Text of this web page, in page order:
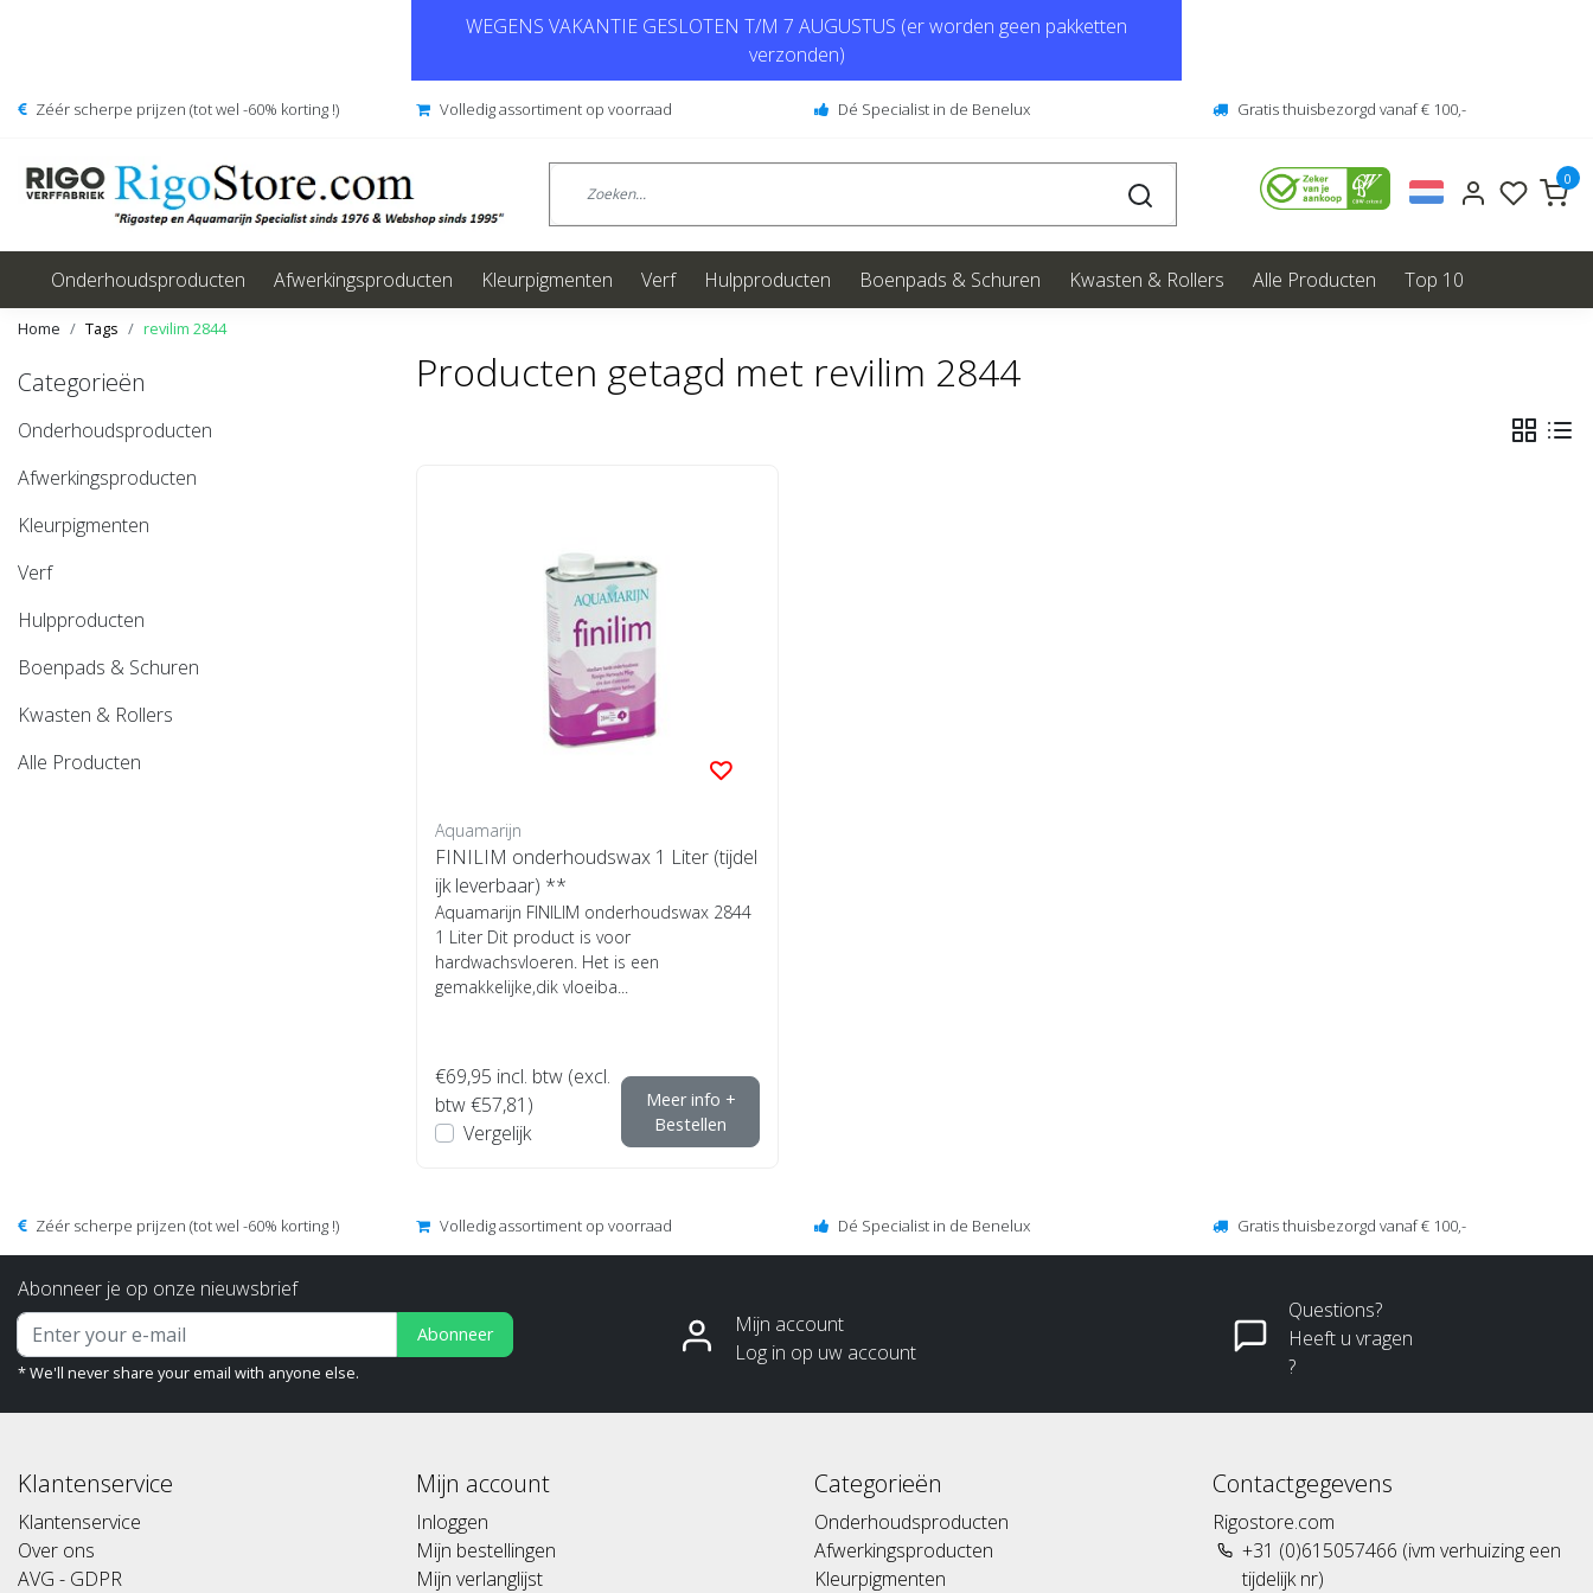
WEGENS VAKANTIE GESLOTEN T/M 7 AUGUSTUS (er worden geen pakketten
verzonden)
Zéér scherpe prijzen (tot wel -60% korting !) Volledig assortiment op voorraad Dé Specialist in de Benelux Gratis thuisbezorgd vanaf € 100,-
0
Onderhoudsproducten Afwerkingsproducten Kleurpigmenten Verf Hulpproducten Boenpads & Schuren Kwasten & Rollers Alle Producten Top 10
Home Tags revilim 2844
Categorieën
Onderhoudsproducten
Afwerkingsproducten
Kleurpigmenten
Verf
Hulpproducten
Boenpads & Schuren
Kwasten & Rollers
Alle Producten
Producten getagd met revilim 2844
Aquamarijn
FINILIM onderhoudswax 1 Liter (tijdel
ijk leverbaar) **
Aquamarijn FINILIM onderhoudswax 2844
1 Liter Dit product is voor
hardwachsvloeren. Het is een
gemakkelijke,dik vloeiba...
€69,95 incl. btw (excl.
btw €57,81)
Vergelijk
Meer info +
Bestellen
Zéér scherpe prijzen (tot wel -60% korting !) Volledig assortiment op voorraad Dé Specialist in de Benelux Gratis thuisbezorgd vanaf € 100,-
Abonneer je op onze nieuwsbrief
Abonneer
* We'll never share your email with anyone else.
Mijn account
Log in op uw account
Questions?
Heeft u vragen
?
Klantenservice
Klantenservice
Over ons
AVG - GDPR
Mijn account
Inloggen
Mijn bestellingen
Mijn verlanglijst
Categorieën
Onderhoudsproducten
Afwerkingsproducten
Kleurpigmenten
Contactgegevens
Rigostore.com
+31 (0)615057466 (ivm verhuizing een
tijdelijk nr)